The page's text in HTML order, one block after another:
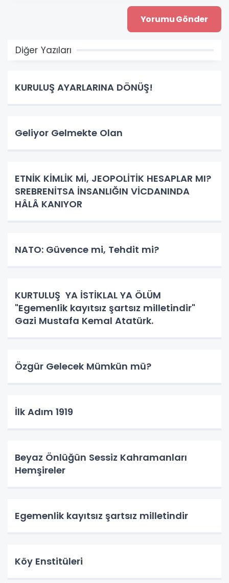
Diğer Yazıları
KURULUŞ AYARLARINA DÖNÜŞ!
Geliyor Gelmekte Olan
ETNİK KİMLİK Mİ, JEOPOLİTİK HESAPLAR MI?
SREBRENİTSA İNSANLIĞIN VİCDANINDA
HÂLÂ KANIYOR
NATO: Güvence mi, Tehdit mi?
KURTULUŞ YA İSTİKLAL YA ÖLÜM
"Egemenlik kayıtsız şartsız milletindir"
Gazi Mustafa Kemal Atatürk.
Özgür Gelecek Mümkün mü?
İlk Adım 1919
Beyaz Önlüğün Sessiz Kahramanları
Hemşireler
Egemenlik kayıtsız şartsız milletindir
Köy Enstitüleri